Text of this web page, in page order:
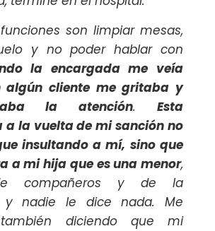
son limpiar mesas,
y no poder hablar con
la encargada me veía
algún cliente me gritaba y
la atención. Esta
a la vuelta de mi sanción no
insultando a mí, sino que
a mi hija que es una menor,
compañeros y de la
y nadie le dice nada. Me
diciendo que mi